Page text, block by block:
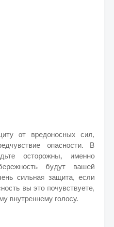
от вредоносных сил,
опасности. В
осторожны, именно
будут вашей
сильная защита, если
вы это почувствуете,
внутреннему голосу.